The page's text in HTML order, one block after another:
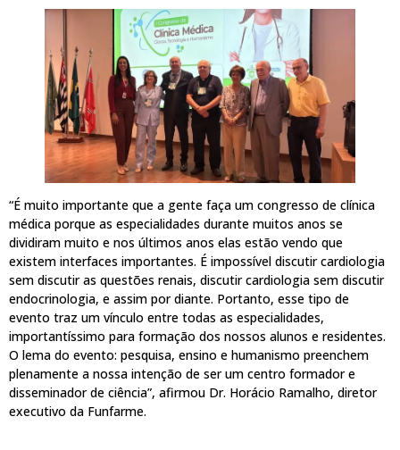
“É muito importante que a gente faça um congresso de clínica
médica porque as especialidades durante muitos anos se
dividiram muito e nos últimos anos elas estão vendo que
existem interfaces importantes. É impossível discutir cardiologia
sem discutir as questões renais, discutir cardiologia sem discutir
endocrinologia, e assim por diante. Portanto, esse tipo de
evento traz um vínculo entre todas as especialidades,
importantíssimo para formação dos nossos alunos e residentes.
O lema do evento: pesquisa, ensino e humanismo preenchem
plenamente a nossa intenção de ser um centro formador e
disseminador de ciência”, afirmou Dr. Horácio Ramalho, diretor
executivo da Funfarme.